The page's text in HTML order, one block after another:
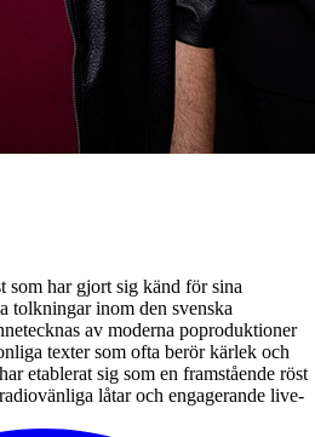
som har gjort sig känd för sina
tolkningar inom den svenska
av moderna poproduktioner
texter som ofta berör kärlek och
etablerat sig som en framstående röst
låtar och engagerande live-